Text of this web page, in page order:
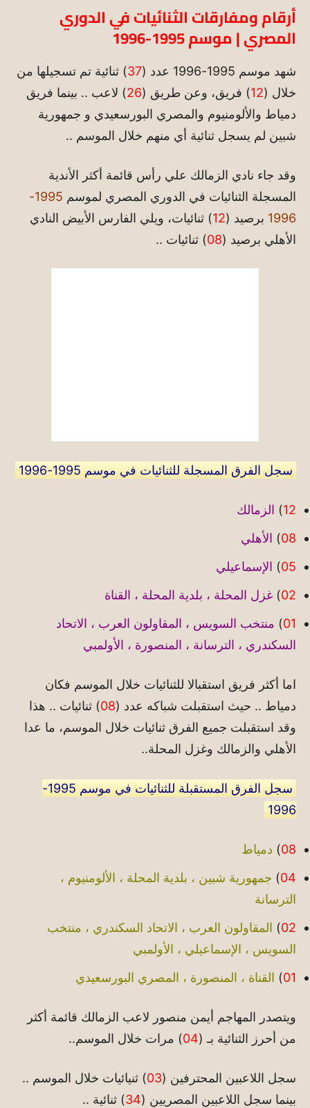
أرقام ومفارقات الثنائيات في الدوري
المصري | موسم 1995-1996
شهد موسم 1995-1996 عدد ( 37) ثنائية تم تسجيلها من
خلال (12) فريق، وعن طريق (26) لاعب .. بينما فريق
دمياط والألومنيوم والمصري البورسعيدي و جمهورية
شبين لم يسجل ثنائية أي منهم خلال الموسم ..
وقد جاء نادي الزمالك علي رأس قائمة أكثر الأندية
المسجلة الثنائيات في الدوري المصري لموسم
1995-
1996 برصيد (12) ثنائيات، ويلي الفارس الأبيض النادي
الأهلي برصيد (08) ثنائيات ..
سجل الفرق المسجلة للثنائيات في موسم 1995-1996
12
) الزمالك
08
) الأهلي
05
) الإسماعيلي
02
) غزل المحلة ، بلدية المحلة ، القناة
01
) منتخب السويس ، المقاولون العرب ، الاتحاد
السكندري ، الترسانة ، المنصورة ، الأولمبي
اما أكثر فريق استقبالا للثنائيات خلال الموسم فكان
دمياط .. حيث استقبلت شباكه عدد (08) ثنائيات .. هذا
وقد استقبلت جميع الفرق ثنائيات خلال الموسم، ما عدا
الأهلي والزمالك وغزل المحلة..
سجل الفرق المستقبلة للثنائيات في موسم 1995-
1996
08
) دمياط
04
) جمهورية شبين ، بلدية المحلة ، الألومنيوم ،
الترسانة
02
) المقاولون العرب ، الاتحاد السكندري ، منتخب
السويس ، الإسماعيلي ، الأولمبي
01
) القناة ، المنصورة ، المصري البورسعيدي
ويتصدر المهاجم أيمن منصور لاعب الزمالك قائمة أكثر
من أحرز الثنائية بـ (04) مرات خلال الموسم..
سجل اللاعبين المحترفين (03) ثنيائيات خلال الموسم ..
بينما سجل اللاعبين المصريين (34) ثنائية ..